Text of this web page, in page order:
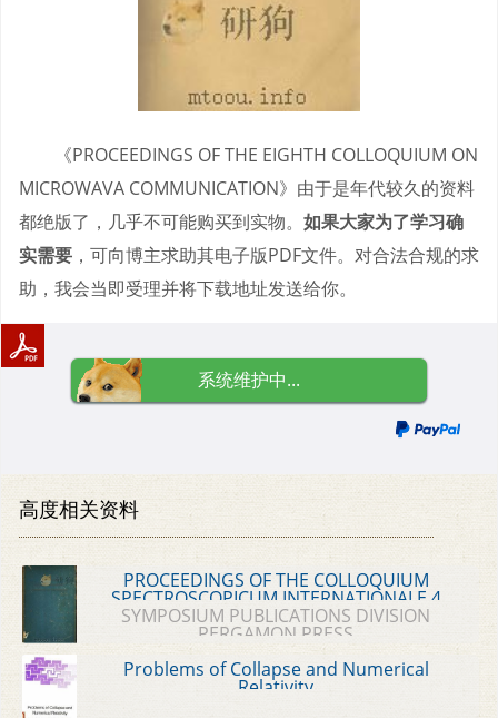
《PROCEEDINGS OF THE EIGHTH COLLOQUIUM ON
MICROWAVA COMMUNICATION》由于是年代较久的资料
都绝版了，几乎不可能购买到实物。 如果大家为了学习确
实需要 ，可向博主求助其电子版PDF文件。对合法合规的求
助，我会当即受理并将下载地址发送给你。
系统维护中...
高度相关资料
PROCEEDINGS OF THE COLLOQUIUM
SPECTROSCOPICUM INTERNATIONALE 4
SYMPOSIUM PUBLICATIONS DIVISION
PERGAMON PRESS
Problems of Collapse and Numerical
Relativity